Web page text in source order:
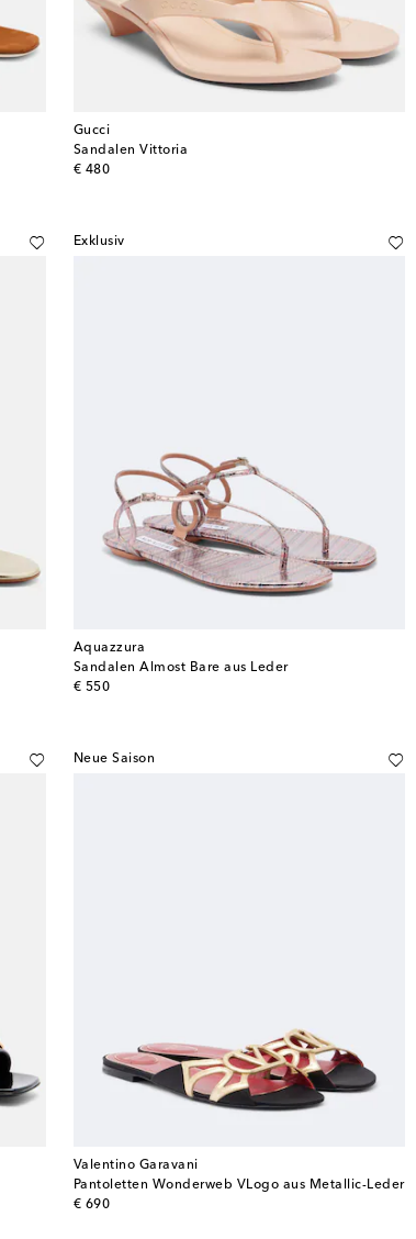
Gucci
Sandalen Vittoria
€ 480
original price
Exklusiv
Aquazzura
Sandalen Almost Bare aus Leder
€ 550
original price
Neue Saison
Valentino Garavani
Pantoletten Wonderweb VLogo aus Metallic-Leder
€ 690
original price